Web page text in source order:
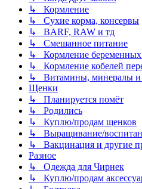
↳ Кормление
↳ Сухие корма, консервы
↳ BARF, RAW и тд
↳ Смешанное питание
↳ Кормление беременных
↳ Кормление кобелей
↳ Витамины, минералы и
Щенки
↳ Планируется помёт
↳ Родились
↳ Куплю/продам щенков
↳ Выращивание/
↳ Вакцинация и другие
Разное
↳ Одежда для Чирнек
↳ Куплю/продам